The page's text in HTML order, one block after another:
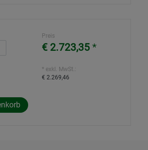
Preis
€ 2.723,35 *
* exkl. MwSt.:
€ 2.269,46